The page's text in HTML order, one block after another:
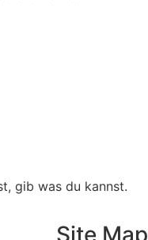
gib was du kannst.
Site Map